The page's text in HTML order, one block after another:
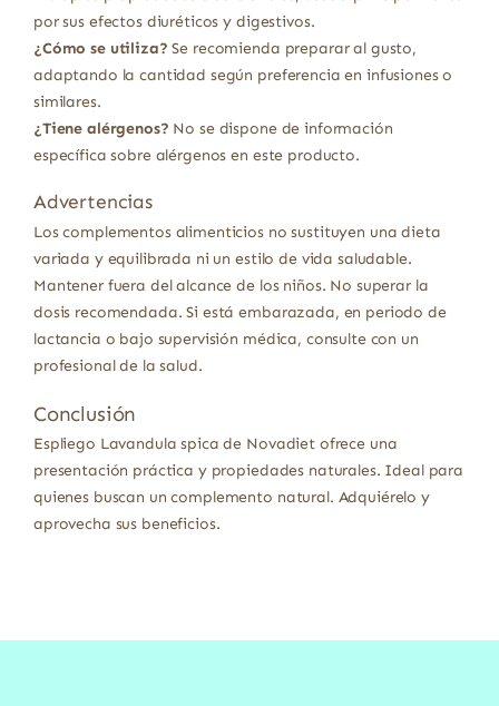
por sus efectos diuréticos y digestivos.
¿Cómo se utiliza? Se recomienda preparar al gusto,
adaptando la cantidad según preferencia en infusiones o
similares.
¿Tiene alérgenos? No se dispone de información
específica sobre alérgenos en este producto.
Advertencias
Los complementos alimenticios no sustituyen una dieta
variada y equilibrada ni un estilo de vida saludable.
Mantener fuera del alcance de los niños. No superar la
dosis recomendada. Si está embarazada, en periodo de
lactancia o bajo supervisión médica, consulte con un
profesional de la salud.
Conclusión
Espliego Lavandula spica de Novadiet ofrece una
presentación práctica y propiedades naturales. Ideal para
quienes buscan un complemento natural. Adquiérelo y
aprovecha sus beneficios.